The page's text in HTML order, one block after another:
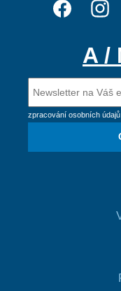
A /
zpracování osobních údajů